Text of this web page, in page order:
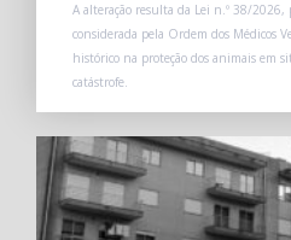
A alteração resulta da Lei n.º 38/2026,
considerada pela Ordem dos Médicos
histórico na proteção dos animais em
catástrofe.